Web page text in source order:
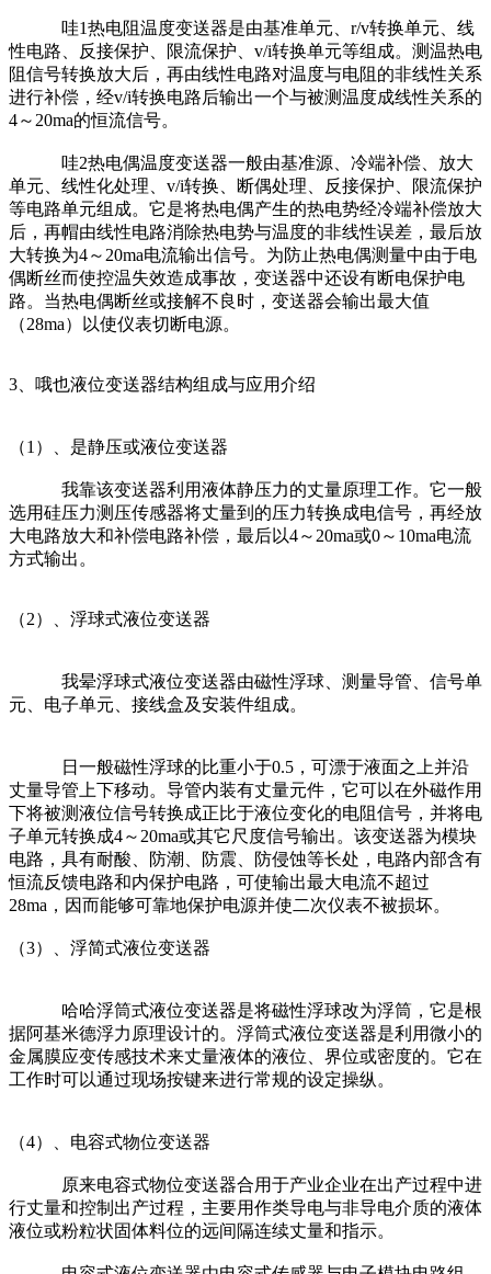
哇1热电阻温度变送器是由基准单元、r/v转换单元、线
性电路、反接保护、限流保护、v/i转换单元等组成。测温热电
阻信号转换放大后，再由线性电路对温度与电阻的非线性关系
进行补偿，经v/i转换电路后输出一个与被测温度成线性关系的
4～20ma的恒流信号。
哇2热电偶温度变送器一般由基准源、冷端补偿、放大
单元、线性化处理、v/i转换、断偶处理、反接保护、限流保护
等电路单元组成。它是将热电偶产生的热电势经冷端补偿放大
后，再帽由线性电路消除热电势与温度的非线性误差，最后放
大转换为4～20ma电流输出信号。为防止热电偶测量中由于电
偶断丝而使控温失效造成事故，变送器中还设有断电保护电
路。当热电偶断丝或接解不良时，变送器会输出最大值
（28ma）以使仪表切断电源。
3、哦也液位变送器结构组成与应用介绍
（1）、是静压或液位变送器
我靠该变送器利用液体静压力的丈量原理工作。它一般
选用硅压力测压传感器将丈量到的压力转换成电信号，再经放
大电路放大和补偿电路补偿，最后以4～20ma或0～10ma电流
方式输出。
（2）、浮球式液位变送器
我晕浮球式液位变送器由磁性浮球、测量导管、信号单
元、电子单元、接线盒及安装件组成。
日一般磁性浮球的比重小于0.5，可漂于液面之上并沿
丈量导管上下移动。导管内装有丈量元件，它可以在外磁作用
下将被测液位信号转换成正比于液位变化的电阻信号，并将电
子单元转换成4～20ma或其它尺度信号输出。该变送器为模块
电路，具有耐酸、防潮、防震、防侵蚀等长处，电路内部含有
恒流反馈电路和内保护电路，可使输出最大电流不超过
28ma，因而能够可靠地保护电源并使二次仪表不被损坏。
（3）、浮简式液位变送器
哈哈浮筒式液位变送器是将磁性浮球改为浮筒，它是根
据阿基米德浮力原理设计的。浮筒式液位变送器是利用微小的
金属膜应变传感技术来丈量液体的液位、界位或密度的。它在
工作时可以通过现场按键来进行常规的设定操纵。
（4）、电容式物位变送器
原来电容式物位变送器合用于产业企业在出产过程中进
行丈量和控制出产过程，主要用作类导电与非导电介质的液体
液位或粉粒状固体料位的远间隔连续丈量和指示。